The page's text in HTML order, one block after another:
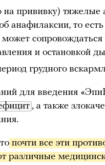
прививку) тяжелые
анафилаксии, то
может
и остановкой
грудного
для введения
, а также
почти все эти
различные